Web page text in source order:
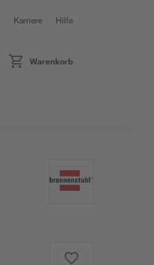
Karriere Hilfe
Warenkorb